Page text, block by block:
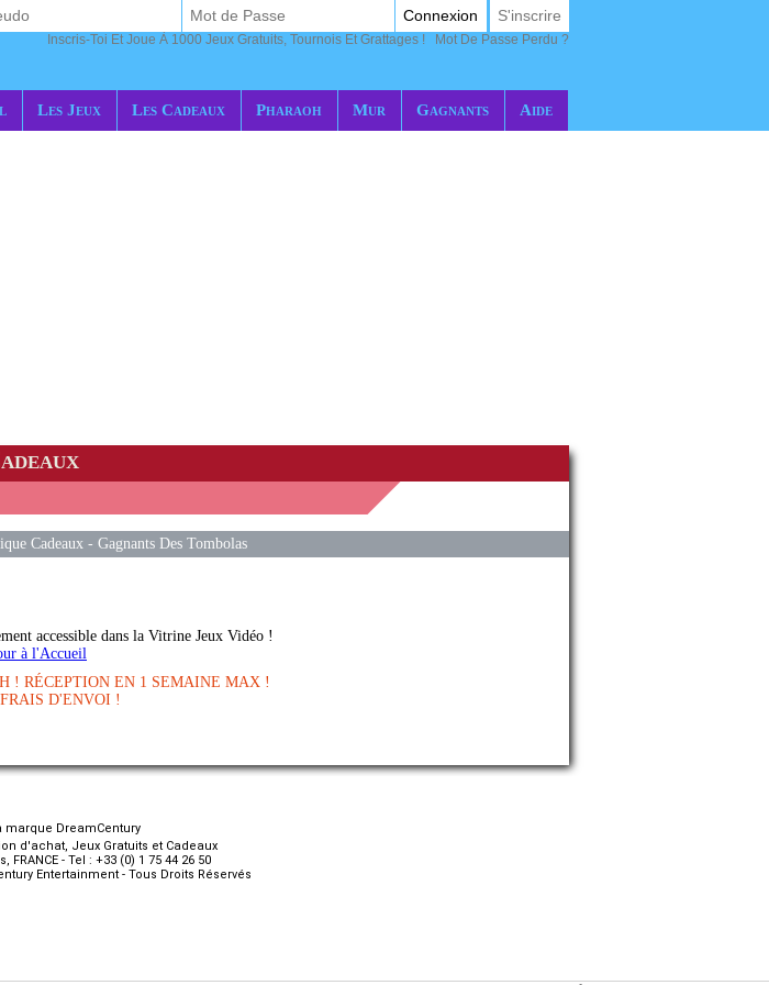
Les Jeux Les Cadeaux Pharaoh Mur Gagnants Aide
Connexion S'inscrire
Inscris-Toi Et Joue À 1000 Jeux Gratuits, Tournois Et Grattages ! Mot De Passe Perdu ?
Cadeaux - Gagnants Des Tombolas
accessible dans la Vitrine Jeux Vidéo !
à l'Accueil
! RÉCEPTION EN 1 SEMAINE MAX !
D'ENVOI !
d'achat, Jeux Gratuits et Cadeaux
- Tel : +33 (0) 1 75 44 26 50
Entertainment - Tous Droits Réservés